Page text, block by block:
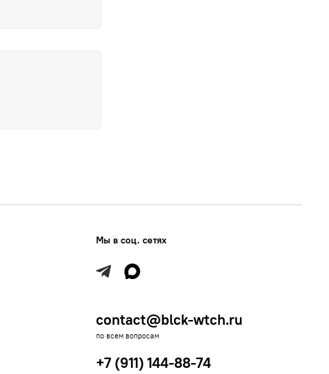
Мы в соц. сетях
contact@blck-wtch.ru
по всем вопросам
+7 (911) 144-88-74